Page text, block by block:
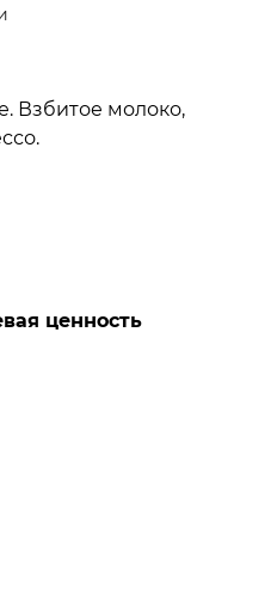
Взбитое молоко,
ценность